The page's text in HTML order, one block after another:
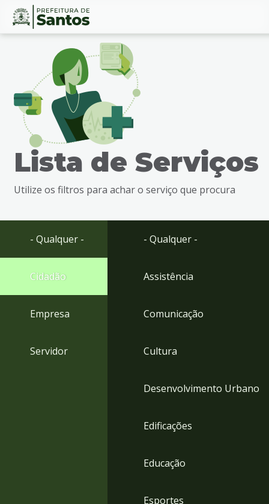
Ir
busca
Ir
rodapé
Conteúdo
Lista de Serviços
Utilize os filtros para achar o serviço que procura
- Qualquer -
Cidadão
Empresa
Servidor
- Qualquer -
Assistência
Comunicação
Cultura
Desenvolvimento Urbano
Edificações
Educação
Esportes